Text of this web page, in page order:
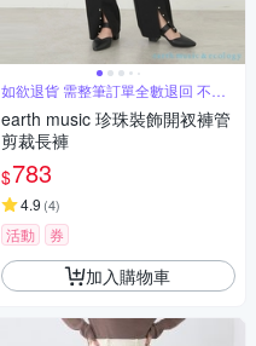
如欲退貨 需整筆訂單全數退回 不能
單退
earth music 珍珠裝飾開衩褲管
剪裁長褲
$783
4.9 (4)
活動 券
加入購物車